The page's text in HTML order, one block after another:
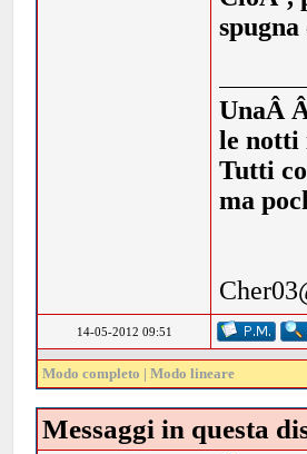
UnaÂ
le notti
Tutti
ma
14-05-2012 09:51
Modo completo |Modo lineare
Messaggi in questa